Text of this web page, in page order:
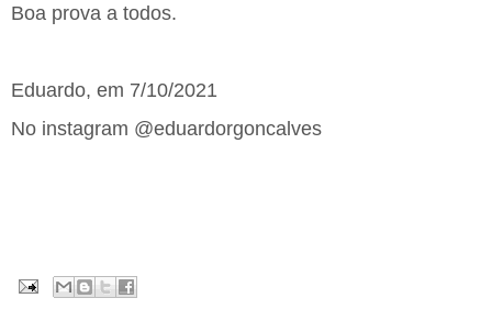
Boa prova a todos.
Eduardo, em 7/10/2021
No instagram @eduardorgoncalves